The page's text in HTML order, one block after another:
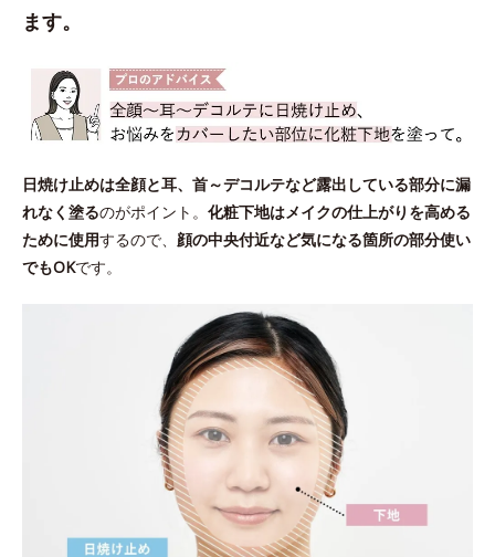
ます。
日焼け止めは全顔と耳、首～デコルテなど露出している部分に漏
れなく塗るのがポイント。 化粧下地はメイクの仕上がりを高める
ために使用するので、 顔の中央付近など気になる箇所の部分使い
でもOKです。